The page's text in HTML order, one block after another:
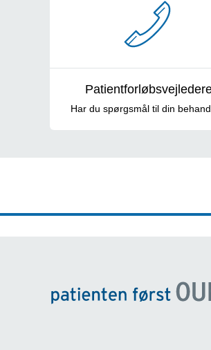
Har du spørgsmål til din